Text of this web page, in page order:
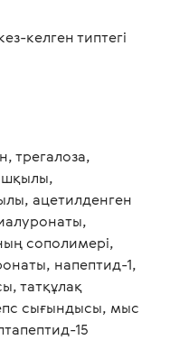
келген типтегі
трегалоза,
ацетилденген
сополимері,
напептид-1,
татқұлақ
сығындысы, мыс
15